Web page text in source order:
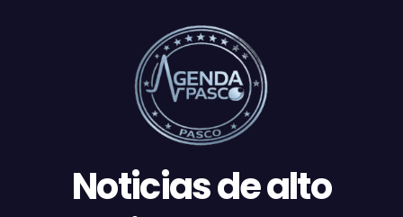
Noticias de alto